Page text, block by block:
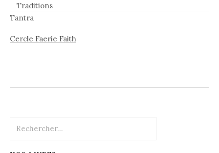
Traditions
Tantra
Cercle Faerie Faith